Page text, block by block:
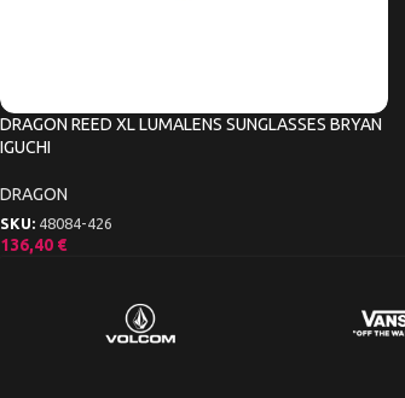
DRAGON REED XL LUMALENS SUNGLASSES BRYAN
IGUCHI
DRAGON
SKU: 48084-426
136,40 €